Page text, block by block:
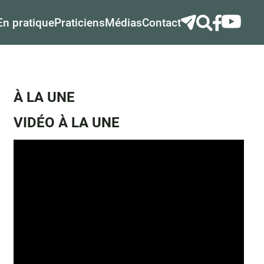
pratiquePraticiensMédiasContact
À LA UNE
VIDÉO À LA UNE